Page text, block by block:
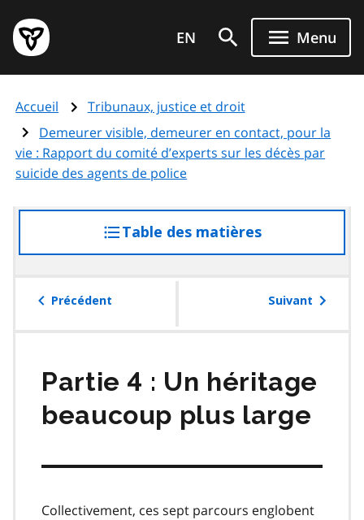
au
contenu
principal
Page
d'accueil
de
l'Ontario
EN Menu
Accueil
Tribunaux, justice et droit
Demeurer visible, demeurer en contact, pour la
vie : Rapport du comité d’experts sur les décès par
suicide des agents de police
Table des matières
à
table
Précédent Suivant
Partie 4 : Un héritage
beaucoup plus large
Collectivement, ces sept parcours englobent